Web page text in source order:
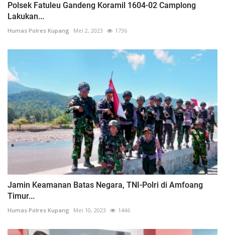
Polsek Fatuleu Gandeng Koramil 1604-02 Camplong
Lakukan...
Humas Polres Kupang Mei 2, 2023 1736
Jamin Keamanan Batas Negara, TNI-Polri di Amfoang
Timur...
Humas Polres Kupang Mei 10, 2023 1446